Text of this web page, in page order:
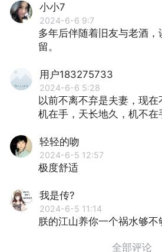
小小7
2024-6-6 9:7
多年后伴随着旧友与老酒
留。
用户183275733
2024-6-6 5:28
以前不离不弃是夫妻，现
机在手，天长地久，机不在
轻轻的吻
2024-6-5 12:57
极度舒适
我是传?
2024-6-5 11:14
朕的江⼭养你⼀个祸⽔够不
全部评论